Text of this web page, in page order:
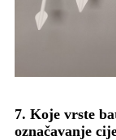
7. Koje vrste
označavanje